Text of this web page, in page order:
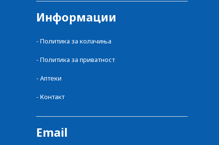
Информации
- Политика за колачиња
- Политика за приватност
- Аптеки
- Контакт
Email